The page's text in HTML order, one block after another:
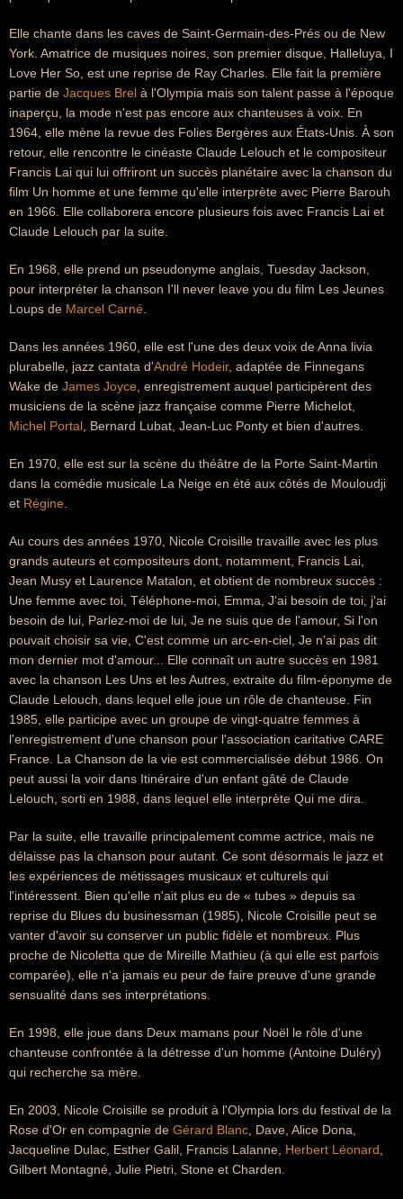
Elle chante dans les caves de Saint-Germain-des-Prés ou de New
York. Amatrice de musiques noires, son premier disque, Halleluya, I
Love Her So, est une reprise de Ray Charles. Elle fait la première
partie de Jacques Brel à l'Olympia mais son talent passe à l'époque
inaperçu, la mode n'est pas encore aux chanteuses à voix. En
1964, elle mène la revue des Folies Bergères aux États-Unis. À son
retour, elle rencontre le cinéaste Claude Lelouch et le compositeur
Francis Lai qui lui offriront un succès planétaire avec la chanson du
film Un homme et une femme qu'elle interprète avec Pierre Barouh
en 1966. Elle collaborera encore plusieurs fois avec Francis Lai et
Claude Lelouch par la suite.
En 1968, elle prend un pseudonyme anglais, Tuesday Jackson,
pour interpréter la chanson I'll never leave you du film Les Jeunes
Loups de Marcel Carné
Dans les années 1960, elle est l'une des deux voix de Anna livia
plurabelle, jazz cantata d'André Hodeir, adaptée de Finnegans
Wake de James Joyce , enregistrement auquel participèrent des
musiciens de la scène jazz française comme Pierre Michelot,
Michel Portal , Bernard Lubat, Jean-Luc Ponty et bien d'autres.
En 1970, elle est sur la scène du théâtre de la Porte Saint-Martin
dans la comédie musicale La Neige en été aux côtés de Mouloudji
et Régine
Au cours des années 1970, Nicole Croisille travaille avec les plus
grands auteurs et compositeurs dont, notamment, Francis Lai,
Jean Musy et Laurence Matalon, et obtient de nombreux succès :
Une femme avec toi, Téléphone-moi, Emma, J'ai besoin de toi, j'ai
besoin de lui, Parlez-moi de lui, Je ne suis que de l'amour, Si l'on
pouvait choisir sa vie, C'est comme un arc-en-ciel, Je n'ai pas dit
mon dernier mot d'amour... Elle connaît un autre succès en 1981
avec la chanson Les Uns et les Autres, extraite du film-éponyme de
Claude Lelouch, dans lequel elle joue un rôle de chanteuse. Fin
1985, elle participe avec un groupe de vingt-quatre femmes à
l'enregistrement d'une chanson pour l'association caritative CARE
France. La Chanson de la vie est commercialisée début 1986. On
peut aussi la voir dans Itinéraire d'un enfant gâté de Claude
Lelouch, sorti en 1988, dans lequel elle interprète Qui me dira.
Par la suite, elle travaille principalement comme actrice, mais ne
délaisse pas la chanson pour autant. Ce sont désormais le jazz et
les expériences de métissages musicaux et culturels qui
l'intéressent. Bien qu'elle n'ait plus eu de « tubes » depuis sa
reprise du Blues du businessman (1985), Nicole Croisille peut se
vanter d'avoir su conserver un public fidèle et nombreux. Plus
proche de Nicoletta que de Mireille Mathieu (à qui elle est parfois
comparée), elle n'a jamais eu peur de faire preuve d'une grande
sensualité dans ses interprétations.
En 1998, elle joue dans Deux mamans pour Noël le rôle d'une
chanteuse confrontée à la détresse d'un homme (Antoine Duléry)
qui recherche sa mère.
En 2003, Nicole Croisille se produit à l'Olympia lors du festival de la
Rose d'Or en compagnie de Gérard Blanc , Dave, Alice Dona,
Jacqueline Dulac, Esther Galil, Francis Lalanne, Herbert Léonard
Gilbert Montagné, Julie Pietri, Stone et Charden.